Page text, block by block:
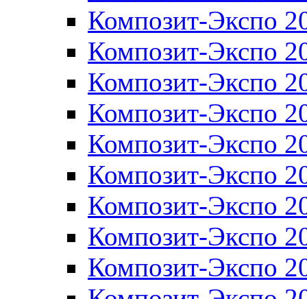
Композит-Экспо
Композит-Экспо
Композит-Экспо
Композит-Экспо
Композит-Экспо
Композит-Экспо
Композит-Экспо
Композит-Экспо
Композит-Экспо